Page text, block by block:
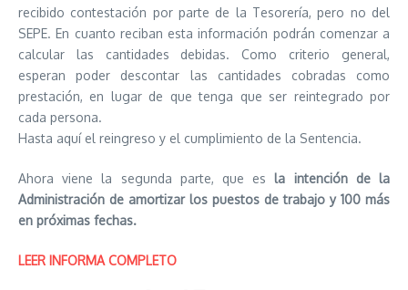
recibido contestación por parte de la Tesorería, pero no del
SEPE. En cuanto reciban esta información podrán comenzar a
calcular las cantidades debidas. Como criterio general,
esperan poder descontar las cantidades cobradas como
prestación, en lugar de que tenga que ser reintegrado por
cada persona.
Hasta aquí el reingreso y el cumplimiento de la Sentencia.
Ahora viene la segunda parte, que esla intención de la
Administración de amortizar los puestos de trabajo y 100 más
en próximas fechas.
LEER INFORMA COMPLETO